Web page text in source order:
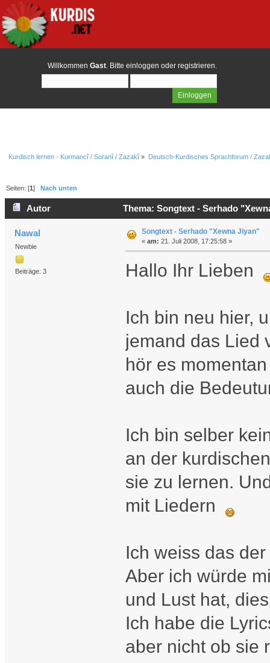
Willkommen Gast. Bitte einloggen oder registrieren.
Kurdisch lernen - Kurmancî / Soranî / Zazakî » Deutsch-Kurdisches Sprachforum /
Seiten: [1]Nach unten
Autor Thema: Songtext - Serhado
Nawal
Newbie
Beiträge: 3
Songtext - Serhado "Xewna Jiyan"
« am: 21. Juli 2008, 17:25:58 »
Hallo Ihr Lieben
Ich bin neu hier,
jemand das Lied
hör es
auch die
Ich bin selber
an der
sie zu lernen.
mit Liedern
Ich weiss das
Aber ich würde
und Lust hat,
Ich habe die
aber nicht ob sie